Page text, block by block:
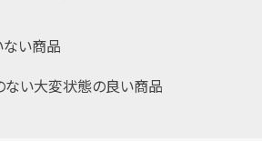
い商品
い大変状態の良い商品